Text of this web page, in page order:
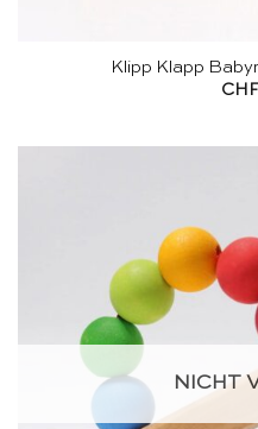
Klipp Klapp
CHF
NICHT